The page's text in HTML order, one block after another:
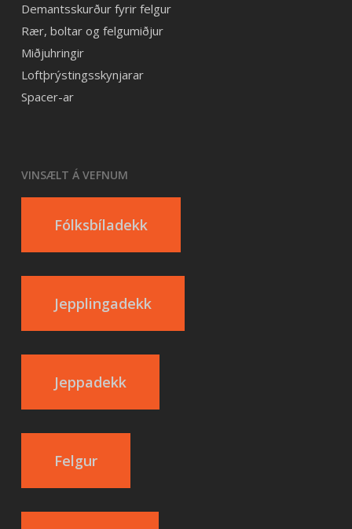
Demantsskurður fyrir felgur
Rær, boltar og felgumiðjur
Miðjuhringir
Loftþrýstingsskynjarar
Spacer-ar
VINSÆLT Á VEFNUM
Fólksbíladekk
Jepplingadekk
Jeppadekk
Felgur